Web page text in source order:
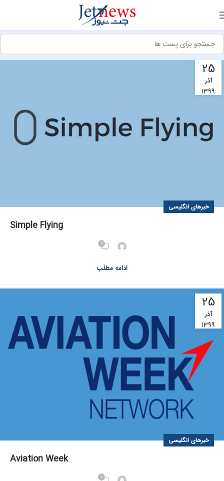
25
آذر
1399
خبرهای انگلیسی
Simple Flying
0
ادامه مطلب
25
آذر
1399
خبرهای انگلیسی
Aviation Week
0